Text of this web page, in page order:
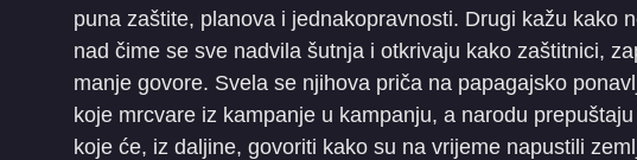
puna zaštite, planova i jednakopravnosti. Drugi kažu kako
nad čime se sve nadvila šutnja i otkrivaju kako zaštitnici,
manje govore. Svela se njihova priča na papagajsko
koje mrcvare iz kampanje u kampanju, a narodu
koje će, iz daljine, govoriti kako su na vrijeme napustili